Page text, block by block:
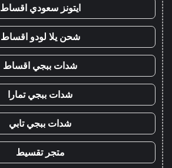
ايتونز سعودي اقساط
شحن يلا لودو اقساط
شدات ببجي اقساط
شدات ببجي تمارا
شدات ببجي تابي
متجر تقسيط